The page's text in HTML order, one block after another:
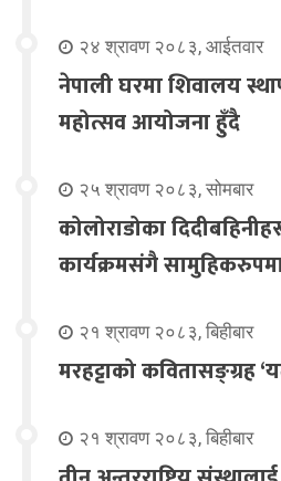
२४ श्रावण २०८३, आईतवार
नेपाली घरमा शिवालय
महोत्सव आयोजना हुँदै
२५ श्रावण २०८३, सोमबार
कोलोराडोका
कार्यक्रमसंगै
२१ श्रावण २०८३, बिहीबार
मरहट्टाको कवितासङ्ग्रह
२१ श्रावण २०८३, बिहीबार